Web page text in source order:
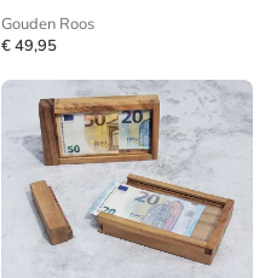
Gouden Roos
€ 49,95